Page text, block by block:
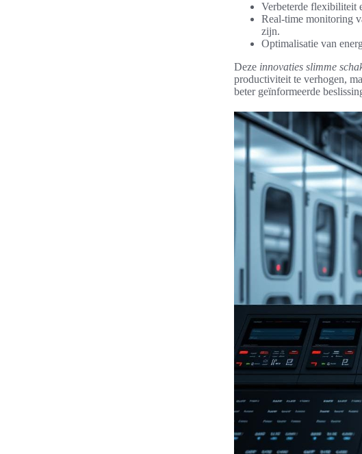
Verbeterde flexibiliteit
Real-time monitoring
zijn.
Optimalisatie van
Deze innovaties slimme
productiviteit te verhogen,
beter geïnformeerde